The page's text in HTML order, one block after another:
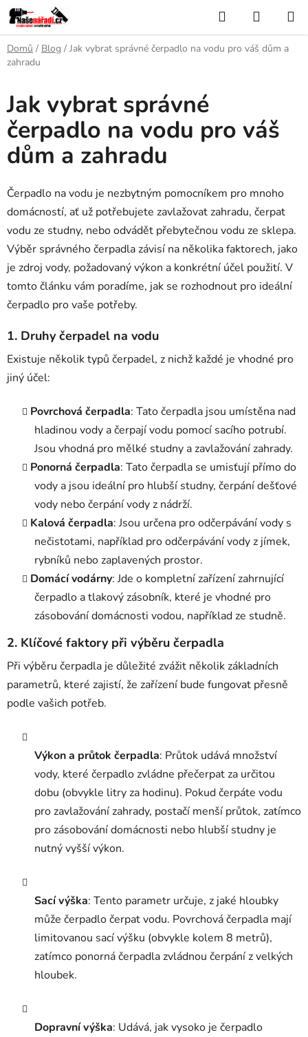
Přejít
na
obsah
Hledat
KOŠÍK
Domů / Blog / Jak vybrat správné čerpadlo na vodu pro váš dům a
zahradu
Jak vybrat správné
čerpadlo na vodu pro váš
dům a zahradu
Čerpadlo na vodu je nezbytným pomocníkem pro mnoho
domácností, ať už potřebujete zavlažovat zahradu, čerpat
vodu ze studny, nebo odvádět přebytečnou vodu ze sklepa.
Výběr správného čerpadla závisí na několika faktorech, jako
je zdroj vody, požadovaný výkon a konkrétní účel použití. V
tomto článku vám poradíme, jak se rozhodnout pro ideální
čerpadlo pro vaše potřeby.
1. Druhy čerpadel na vodu
Existuje několik typů čerpadel, z nichž každé je vhodné pro
jiný účel:
Povrchová čerpadla: Tato čerpadla jsou umístěna nad
hladinou vody a čerpají vodu pomocí sacího potrubí.
Jsou vhodná pro mělké studny a zavlažování zahrady.
Ponorná čerpadla: Tato čerpadla se umisťují přímo do
vody a jsou ideální pro hlubší studny, čerpání dešťové
vody nebo čerpání vody z nádrží.
Kalová čerpadla: Jsou určena pro odčerpávání vody s
nečistotami, například pro odčerpávání vody z jímek,
rybníků nebo zaplavených prostor.
Domácí vodárny: Jde o kompletní zařízení zahrnující
čerpadlo a tlakový zásobník, které je vhodné pro
zásobování domácnosti vodou, například ze studně.
2. Klíčové faktory při výběru čerpadla
Při výběru čerpadla je důležité zvážit několik základních
parametrů, které zajistí, že zařízení bude fungovat přesně
podle vašich potřeb.
Výkon a průtok čerpadla: Průtok udává množství
vody, které čerpadlo zvládne přečerpat za určitou
dobu (obvykle litry za hodinu). Pokud čerpáte vodu
pro zavlažování zahrady, postačí menší průtok, zatímco
pro zásobování domácnosti nebo hlubší studny je
nutný vyšší výkon.
Sací výška: Tento parametr určuje, z jaké hloubky
může čerpadlo čerpat vodu. Povrchová čerpadla mají
limitovanou sací výšku (obvykle kolem 8 metrů),
zatímco ponorná čerpadla zvládnou čerpání z velkých
hloubek.
Dopravní výška: Udává, jak vysoko je čerpadlo